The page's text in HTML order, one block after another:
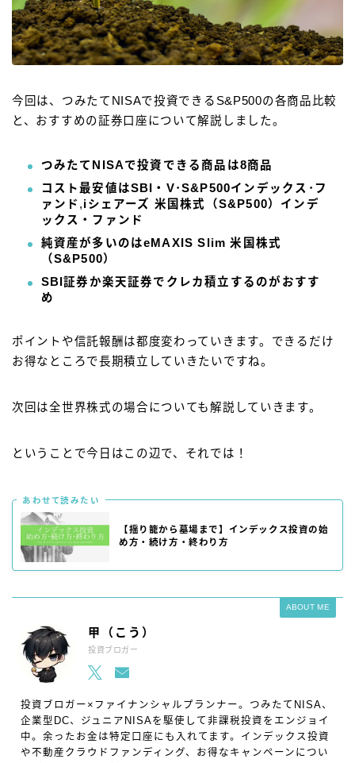
今回は、つみたてNISAで投資できるS&P500の各商品比較
と、おすすめの証券口座について解説しました。
つみたてNISAで投資できる商品は8商品
コスト最安値はSBI・V･S&P500インデックス･フ
ァンド ,iシェアーズ 米国株式（S&P500）インデ
ックス・ファンド
純資産が多いのはeMAXIS Slim 米国株式
（S&P500）
SBI証券か楽天証券でクレカ積立するのがおすす
め
ポイントや信託報酬は都度変わっていきます。できるだけ
お得なところで長期積立していきたいですね。
次回は全世界株式の場合についても解説していきます。
ということで今日はこの辺で、それでは！
あわせて読みたい
【揺り籠から墓場まで】インデックス投資の始
め方・続け方・終わり方
ABOUT ME
甲（こう）
投資ブロガー
投資ブロガー×ファイナンシャルプランナー。つみたてNISA、
企業型DC、ジュニアNISAを駆使して非課税投資をエンジョイ
中。余ったお金は特定口座にも入れてます。インデックス投資
や不動産クラウドファンディング、お得なキャンペーンについ